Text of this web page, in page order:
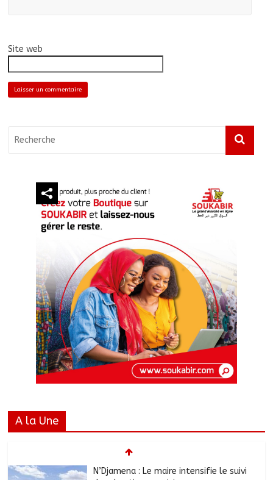
Site web
A la Une
N’Djamena : Le maire intensifie le suivi